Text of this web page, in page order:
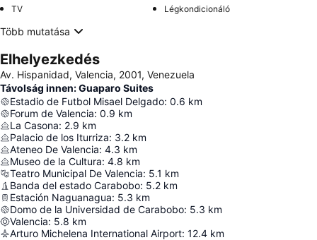
TV
Légkondicionáló
Több mutatása
Elhelyezkedés
Av. Hispanidad, Valencia, 2001, Venezuela
Távolság innen: Guaparo Suites
Estadio de Futbol Misael Delgado: 0.6 km
Forum de Valencia: 0.9 km
La Casona: 2.9 km
Palacio de los Iturriza: 3.2 km
Ateneo De Valencia: 4.3 km
Museo de la Cultura: 4.8 km
Teatro Municipal De Valencia: 5.1 km
Banda del estado Carabobo: 5.2 km
Estación Naguanagua: 5.3 km
Domo de la Universidad de Carabobo: 5.3 km
Valencia: 5.8 km
Arturo Michelena International Airport: 12.4 km